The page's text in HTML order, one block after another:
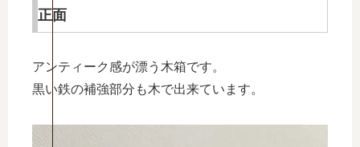
正面
アンティーク感が漂う木箱です。
黒い鉄の補強部分も木で出来ています。